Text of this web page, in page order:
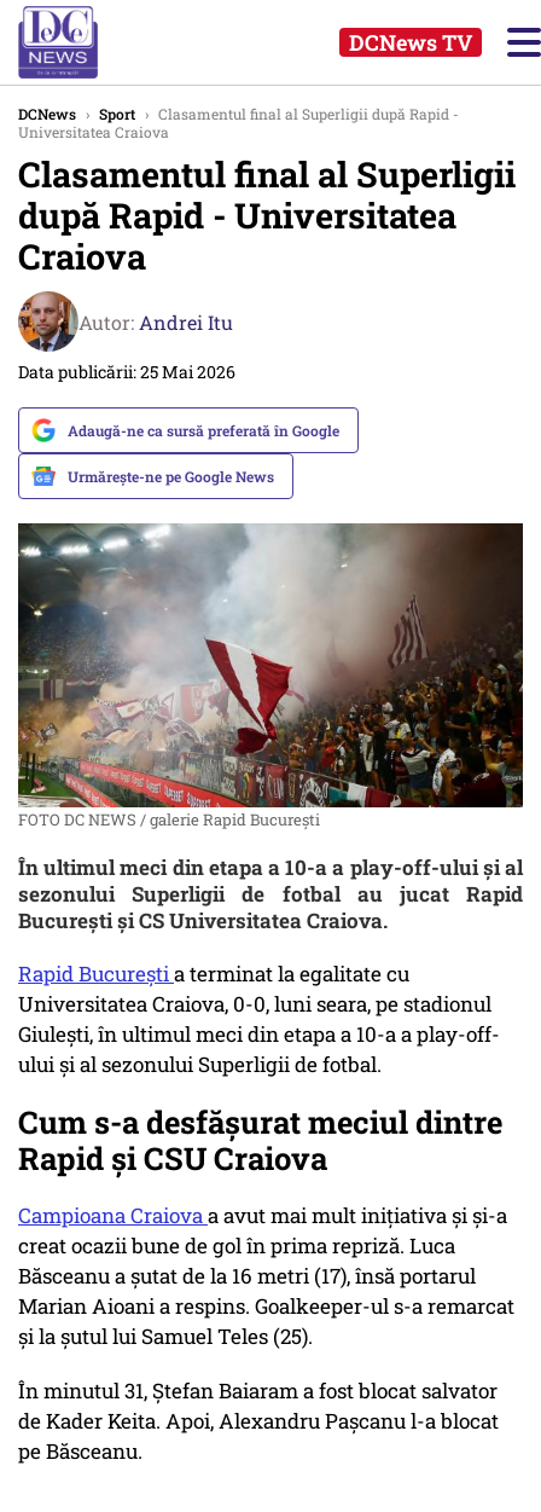
DCNews TV
DCNews › Sport › Clasamentul final al Superligii după Rapid -
Universitatea Craiova
Clasamentul final al Superligii
după Rapid - Universitatea
Craiova
Autor: Andrei Itu
Data publicării: 25 Mai 2026
Adaugă-ne ca sursă preferată în Google
Urmărește-ne pe Google News
FOTO DC NEWS / galerie Rapid București
În ultimul meci din etapa a 10-a a play-off-ului şi al
sezonului Superligii de fotbal au jucat Rapid
Bucureşti și CS Universitatea Craiova.
Rapid Bucureştia terminat la egalitate cu
Universitatea Craiova, 0-0, luni seara, pe stadionul
Giuleşti, în ultimul meci din etapa a 10-a a play-off-
ului şi al sezonului Superligii de fotbal.
Cum s-a desfășurat meciul dintre
Rapid și CSU Craiova
Campioana Craiovaa avut mai mult iniţiativa şi şi-a
creat ocazii bune de gol în prima repriză. Luca
Băsceanu a şutat de la 16 metri (17), însă portarul
Marian Aioani a respins. Goalkeeper-ul s-a remarcat
şi la şutul lui Samuel Teles (25).
În minutul 31, Ştefan Baiaram a fost blocat salvator
de Kader Keita. Apoi, Alexandru Paşcanu l-a blocat
pe Băsceanu.